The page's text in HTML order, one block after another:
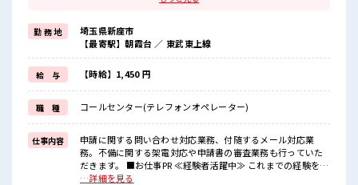
≪女性も活躍できる職場≫
もちろん男性の応募も歓迎です！
≪無理なく働ける≫
場合によってはお願いすることもありますが、
残業はほとんどナシ！
≪週休2日制≫
週末は家族や友人と一緒にプライベート満喫！
≪髪型自由≫
基本的に髪色自由で明るすぎたり奇抜でなければOKです！
(規定有)≪自分に向いている仕事が探せる≫
困った事などがあれば、
担当がしっかりサポートします！
勤 務 地
埼玉県新座市
【最寄駅】朝霞台 ／ 東武東上線
給 与 【時給】1,450 円
職 種 コールセンター(テレフォンオペレーター)
仕事内容
申請に関する問い合わせ対応業務、付随するメール対応業
務。不備に関する架電対応や申請書の審査業務も行っていた
だきます。 ■お仕事PR ≪経験者活躍中≫ これまでの経験を活
かしませんか？ ブランクがあっても大丈夫♪ 経験はちょっと
…詳細を見る